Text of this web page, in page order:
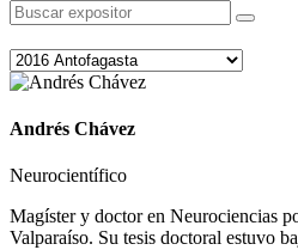
Andrés Chávez
Neurocientífico
Magíster y doctor en Neurociencias
Valparaíso. Su tesis doctoral estuvo